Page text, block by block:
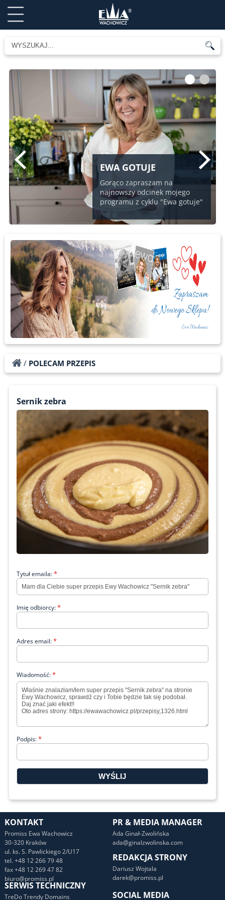
EWA GOTUJE
Gorąco zapraszam na
najnowszy odcinek mojego
programu z cyklu "Ewa gotuje"
1 2
/ POLECAM PRZEPIS
Sernik zebra
Tytuł emaila:*
Imię odbiorcy:*
Adres email:*
Wiadomość:*
Podpis:*
KONTAKT
Promiss Ewa Wachowicz
30-320 Kraków
ul. ks. S. Pawlickiego 2/U17
tel. +48 12 266 79 48
fax +48 12 269 47 82
biuro@promiss.pl
PR & MEDIA MANAGER
Ada Ginał-Zwolińska
ada@ginalzwolinska.com
REDAKCJA STRONY
Dariusz Wojtala
darek@promiss.pl
SOCIAL MEDIA
SERWIS TECHNICZNY
TreDo Trendy Domains